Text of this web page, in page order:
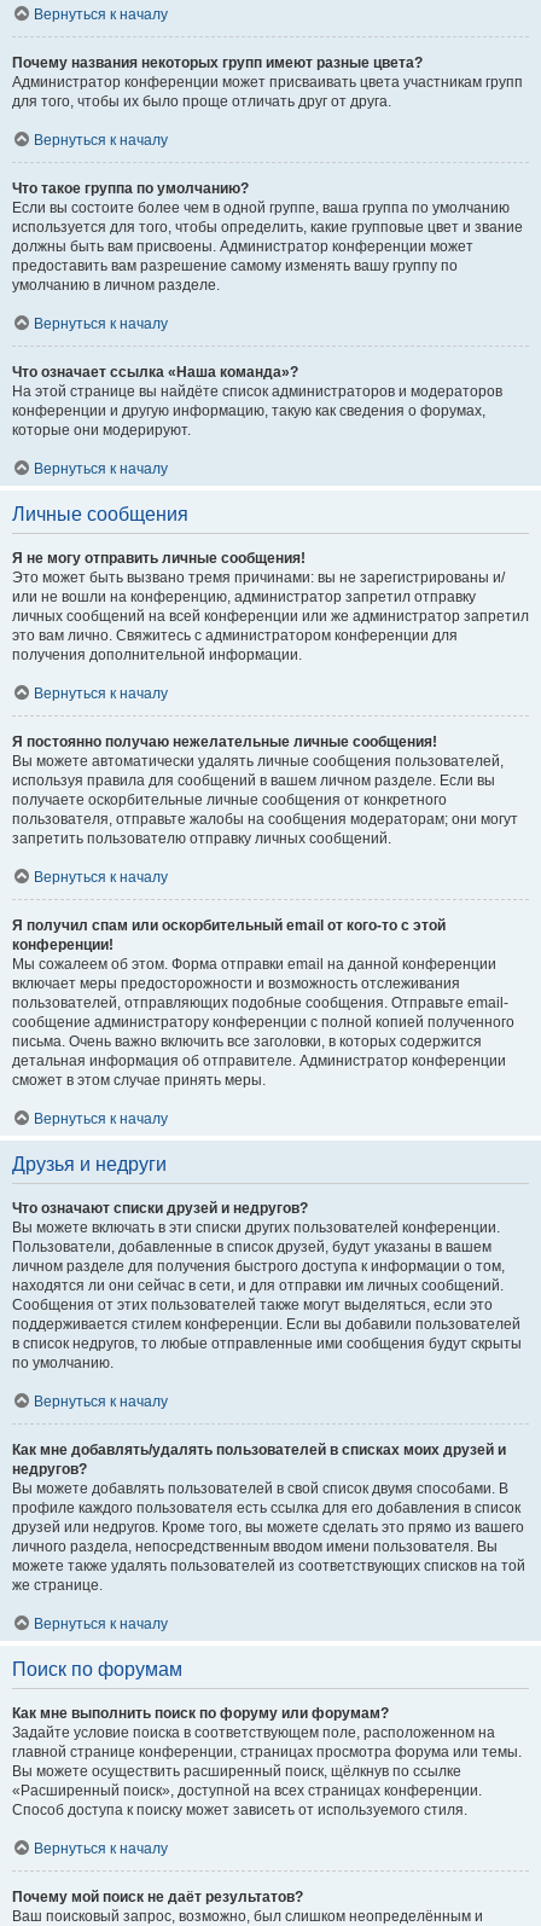
Вернуться к началу
Почему названия некоторых групп имеют разные цвета?
Администратор конференции может присваивать цвета участникам групп
для того, чтобы их было проще отличать друг от друга.
Вернуться к началу
Что такое группа по умолчанию?
Если вы состоите более чем в одной группе, ваша группа по умолчанию
используется для того, чтобы определить, какие групповые цвет и звание
должны быть вам присвоены. Администратор конференции может
предоставить вам разрешение самому изменять вашу группу по
умолчанию в личном разделе.
Вернуться к началу
Что означает ссылка «Наша команда»?
На этой странице вы найдёте список администраторов и модераторов
конференции и другую информацию, такую как сведения о форумах,
которые они модерируют.
Вернуться к началу
Личные сообщения
Я не могу отправить личные сообщения!
Это может быть вызвано тремя причинами: вы не зарегистрированы и/
или не вошли на конференцию, администратор запретил отправку
личных сообщений на всей конференции или же администратор запретил
это вам лично. Свяжитесь с администратором конференции для
получения дополнительной информации.
Вернуться к началу
Я постоянно получаю нежелательные личные сообщения!
Вы можете автоматически удалять личные сообщения пользователей,
используя правила для сообщений в вашем личном разделе. Если вы
получаете оскорбительные личные сообщения от конкретного
пользователя, отправьте жалобы на сообщения модераторам; они могут
запретить пользователю отправку личных сообщений.
Вернуться к началу
Я получил спам или оскорбительный email от кого-то с этой
конференции!
Мы сожалеем об этом. Форма отправки email на данной конференции
включает меры предосторожности и возможность отслеживания
пользователей, отправляющих подобные сообщения. Отправьте email-
сообщение администратору конференции с полной копией полученного
письма. Очень важно включить все заголовки, в которых содержится
детальная информация об отправителе. Администратор конференции
сможет в этом случае принять меры.
Вернуться к началу
Друзья и недруги
Что означают списки друзей и недругов?
Вы можете включать в эти списки других пользователей конференции.
Пользователи, добавленные в список друзей, будут указаны в вашем
личном разделе для получения быстрого доступа к информации о том,
находятся ли они сейчас в сети, и для отправки им личных сообщений.
Сообщения от этих пользователей также могут выделяться, если это
поддерживается стилем конференции. Если вы добавили пользователей
в список недругов, то любые отправленные ими сообщения будут скрыты
по умолчанию.
Вернуться к началу
Как мне добавлять/удалять пользователей в списках моих друзей и
недругов?
Вы можете добавлять пользователей в свой список двумя способами. В
профиле каждого пользователя есть ссылка для его добавления в список
друзей или недругов. Кроме того, вы можете сделать это прямо из вашего
личного раздела, непосредственным вводом имени пользователя. Вы
можете также удалять пользователей из соответствующих списков на той
же странице.
Вернуться к началу
Поиск по форумам
Как мне выполнить поиск по форуму или форумам?
Задайте условие поиска в соответствующем поле, расположенном на
главной странице конференции, страницах просмотра форума или темы.
Вы можете осуществить расширенный поиск, щёлкнув по ссылке
«Расширенный поиск», доступной на всех страницах конференции.
Способ доступа к поиску может зависеть от используемого стиля.
Вернуться к началу
Почему мой поиск не даёт результатов?
Ваш поисковый запрос, возможно, был слишком неопределённым и